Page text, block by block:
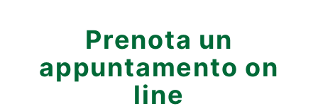
Prenota un
appuntamento on
line